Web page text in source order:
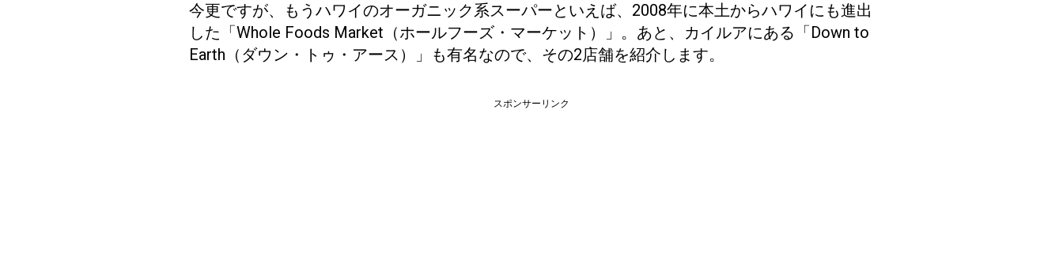
今更ですが、もうハワイのオーガニック系スーパーといえば、2008年に本土からハワイにも進出
した「Whole Foods Market（ホールフーズ・マーケット）」。あと、カイルアにある「Down to
Earth（ダウン・トゥ・アース）」も有名なので、その2店舗を紹介します。
スポンサーリンク